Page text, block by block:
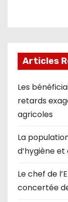
Articles
Les
retards
agricoles
La
d’hygiène et
Le chef de
concertée